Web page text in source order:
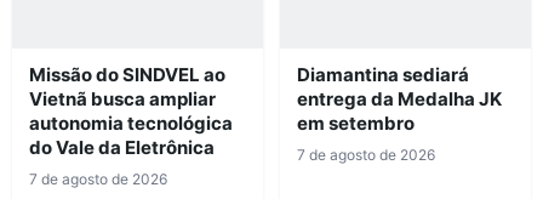
Missão do SINDVEL ao
Vietnã busca ampliar
autonomia tecnológica
do Vale da Eletrônica
7 de agosto de 2026
Diamantina sediará
entrega da Medalha JK
em setembro
7 de agosto de 2026